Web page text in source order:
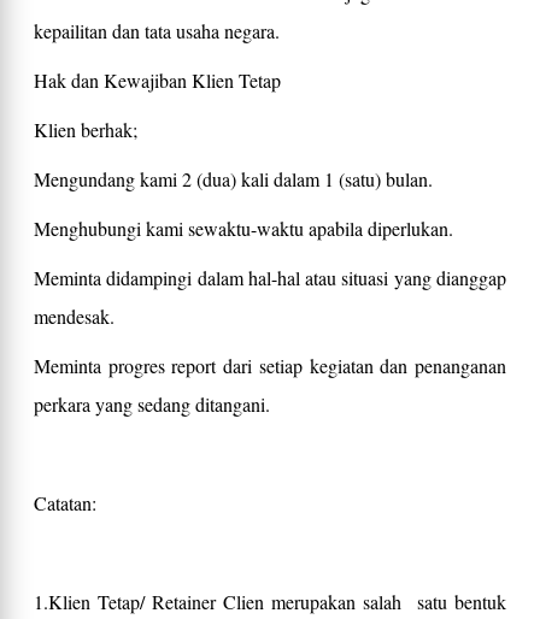
kepailitan dan tata usaha negara.
Hak dan Kewajiban Klien Tetap
Klien berhak;
Mengundang kami 2 (dua) kali dalam 1 (satu) bulan.
Menghubungi kami sewaktu-waktu apabila diperlukan.
Meminta didampingi dalam hal-hal atau situasi yang dianggap
mendesak.
Meminta progres report dari setiap kegiatan dan penanganan
perkara yang sedang ditangani.
Catatan:
1.Klien Tetap/ Retainer Clien merupakan salah satu bentuk